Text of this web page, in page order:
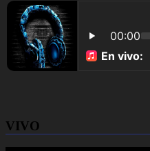
VIVO